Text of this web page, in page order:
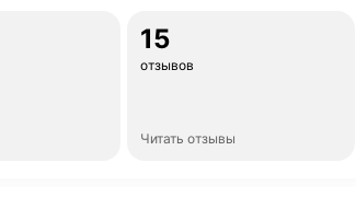
15
отзывов
Читать отзывы